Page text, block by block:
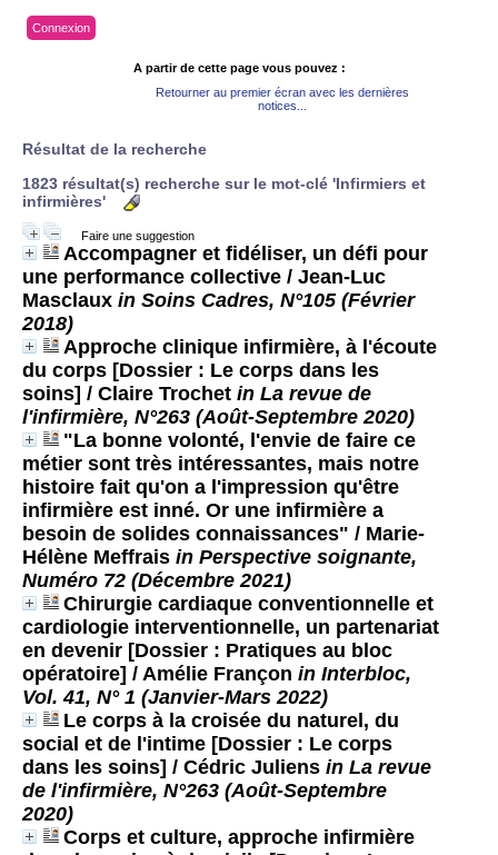
Connexion
A partir de cette page vous pouvez :
Retourner au premier écran avec les dernières
notices...
Résultat de la recherche
1823 résultat(s) recherche sur le mot-clé 'Infirmiers et
infirmières'
Faire une suggestion
Accompagner et fidéliser, un défi pour
une performance collective / Jean-Luc
Masclaux in Soins Cadres, N°105 (Février
2018)
Approche clinique infirmière, à l'écoute
du corps [Dossier : Le corps dans les
soins] / Claire Trochet in La revue de
l'infirmière, N°263 (Août-Septembre 2020)
"La bonne volonté, l'envie de faire ce
métier sont très intéressantes, mais notre
histoire fait qu'on a l'impression qu'être
infirmière est inné. Or une infirmière a
besoin de solides connaissances" / Marie-
Hélène Meffrais in Perspective soignante,
Numéro 72 (Décembre 2021)
Chirurgie cardiaque conventionnelle et
cardiologie interventionnelle, un partenariat
en devenir [Dossier : Pratiques au bloc
opératoire] / Amélie Françon in Interbloc,
Vol. 41, N° 1 (Janvier-Mars 2022)
Le corps à la croisée du naturel, du
social et de l'intime [Dossier : Le corps
dans les soins] / Cédric Juliens in La revue
de l'infirmière, N°263 (Août-Septembre
2020)
Corps et culture, approche infirmière